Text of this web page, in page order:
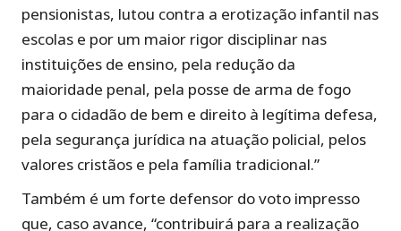
pensionistas, lutou contra a erotização infantil nas
escolas e por um maior rigor disciplinar nas
instituições de ensino, pela redução da
maioridade penal, pela posse de arma de fogo
para o cidadão de bem e direito à legítima defesa,
pela segurança jurídica na atuação policial, pelos
valores cristãos e pela família tradicional.”
Também é um forte defensor do voto impresso
que, caso avance, “contribuirá para a realização